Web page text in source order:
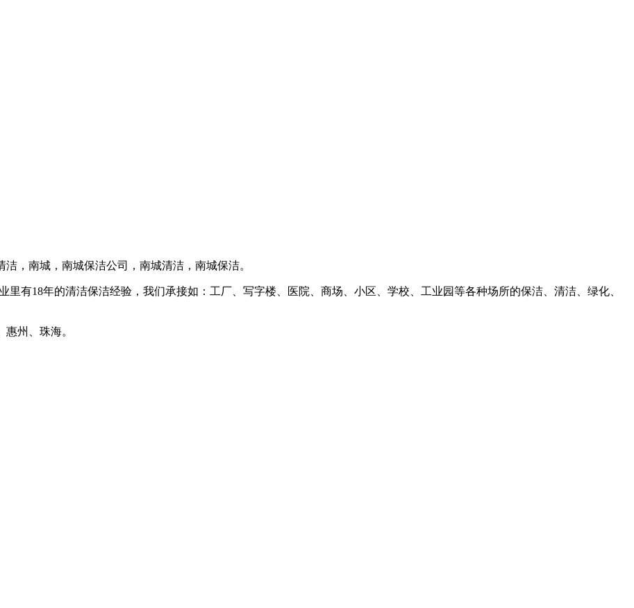
，南城，南城保洁公司，南城清洁，南城保洁。
有18年的清洁保洁经验，我们承接如：工厂、写字楼、医院、商场、小区、学校、工业园等各种场所的保洁、清洁、绿化、
州、珠海。